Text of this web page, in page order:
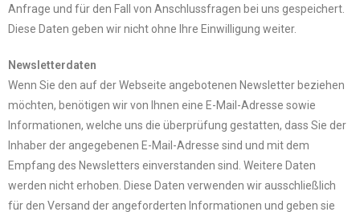
Anfrage und für den Fall von Anschlussfragen bei uns gespeichert.
Diese Daten geben wir nicht ohne Ihre Einwilligung weiter.
Newsletterdaten
Wenn Sie den auf der Webseite angebotenen Newsletter beziehen
möchten, benötigen wir von Ihnen eine E-Mail-Adresse sowie
Informationen, welche uns die überprüfung gestatten, dass Sie der
Inhaber der angegebenen E-Mail-Adresse sind und mit dem
Empfang des Newsletters einverstanden sind. Weitere Daten
werden nicht erhoben. Diese Daten verwenden wir ausschließlich
für den Versand der angeforderten Informationen und geben sie